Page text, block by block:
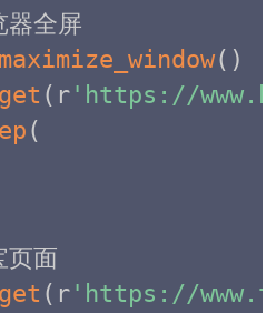
全屏
maximize_window( )
get ( r'https://
(
面
get ( r'https://